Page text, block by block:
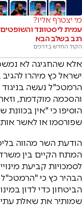
מי יצטרף אליו?
עמית ליסטוונד והשופטים
רגב בשלב הבא
הקול החדש בדרכים
אלא שהחגיגה לא
ישראל כץ מיהרו
הרמטכ"ל נעשה בניגוד
והסכמה מוקדמת, וזאת
הוסיפו כי "אין בכוונת
שפורסמו או לאשר
הודעת השר מהווה
המתח הקיים בין משרד
לסמכויות קביעת
הבהיר כץ כי
הביטחון כדי לדון
שמותיר את שאלת